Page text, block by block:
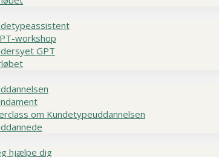
workshop
GPT
om Kundetypeuddannelsen
hjælpe dig